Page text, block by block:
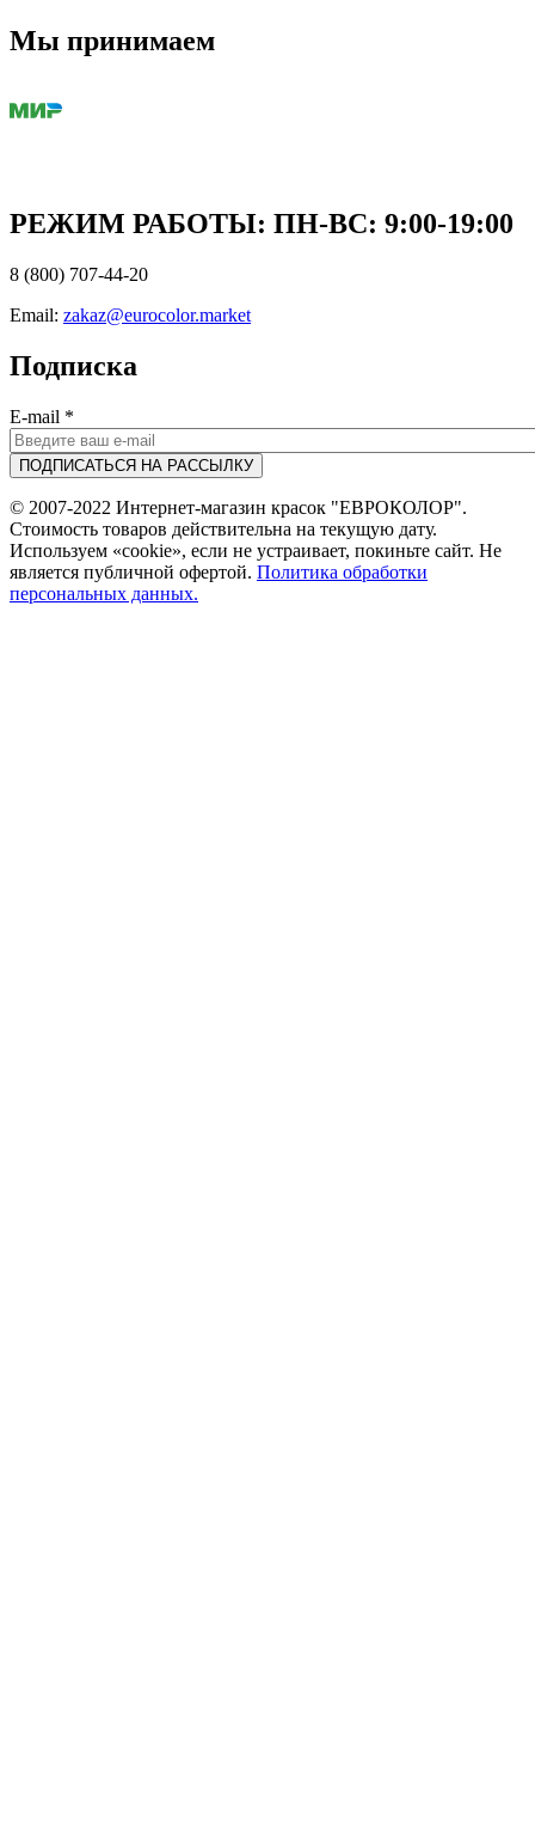
Мы принимаем
РЕЖИМ РАБОТЫ: ПН-ВC: 9:00-19:00
8 (800) 707-44-20
Email: zakaz@eurocolor.market
Подписка
E-mail *
© 2007-2022 Интернет-магазин красок "ЕВРОКОЛОР".
Стоимость товаров действительна на текущую дату.
Используем «cookie», если не устраивает, покиньте сайт. Не
является публичной офертой. Политика обработки
персональных данных.